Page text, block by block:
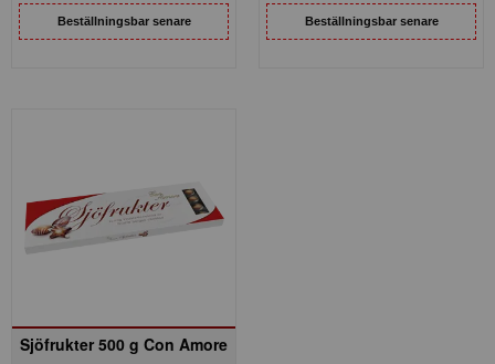
Beställningsbar senare Beställningsbar senare
Sjöfrukter 500 g Con Amore